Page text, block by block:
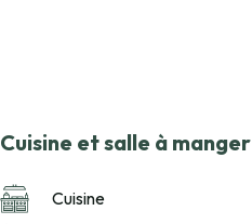
Cuisine et salle à manger
Cuisine